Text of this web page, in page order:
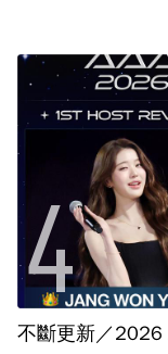
不斷更新／2026